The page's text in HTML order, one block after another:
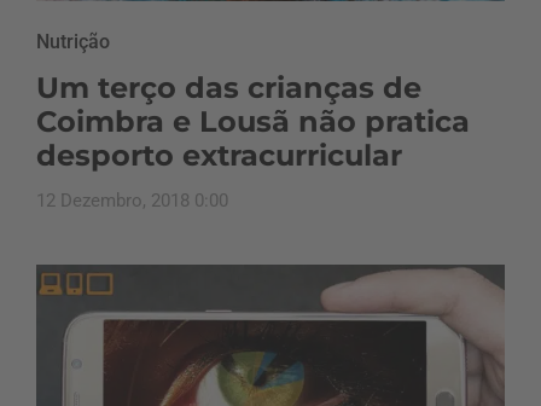
Nutrição
Um terço das crianças de
Coimbra e Lousã não pratica
desporto extracurricular
12 Dezembro, 2018 0:00